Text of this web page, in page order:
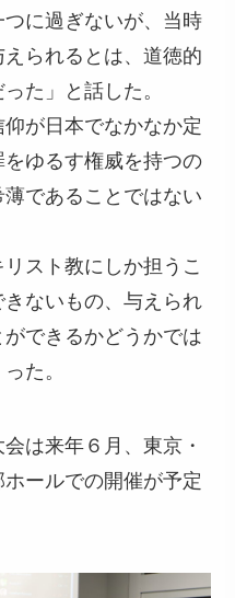
つに過ぎないが、当時
られるとは、道徳的
た」と話した。
が日本でなかなか定
ゆるす権威を持つの
であることではない
スト教にしか担うこ
ないもの、与えられ
できるかどうかでは
た。
は来年６月、東京・
ールでの開催が予定